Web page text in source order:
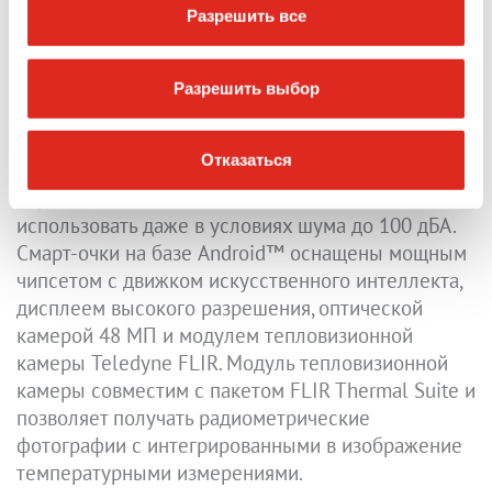
Разрешить все
Разрешить выбор
Отказаться
Самые передовые в мире искробезопасные
носимые очки с интуитивно понятным голосовым
управлением для работы без использования рук
выполнения задач по управлению полевым
сервисом и инспекции объектов - их можно
использовать даже в условиях шума до 100 дБА.
Смарт-очки на базе Android™ оснащены мощным
чипсетом с движком искусственного интеллекта,
дисплеем высокого разрешения, оптической
камерой 48 МП и модулем тепловизионной
камеры Teledyne FLIR. Модуль тепловизионной
камеры совместим с пакетом FLIR Thermal Suite и
позволяет получать радиометрические
фотографии с интегрированными в изображение
температурными измерениями.